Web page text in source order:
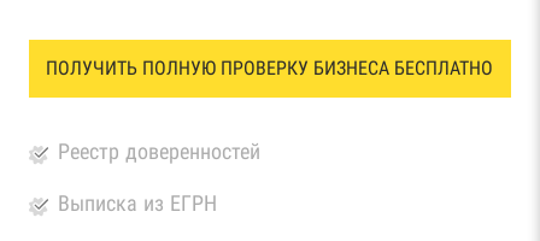
ПОЛУЧИТЬ ПОЛНУЮ ПРОВЕРКУ БИЗНЕСА БЕСПЛАТНО
Реестр доверенностей
Выписка из ЕГРН